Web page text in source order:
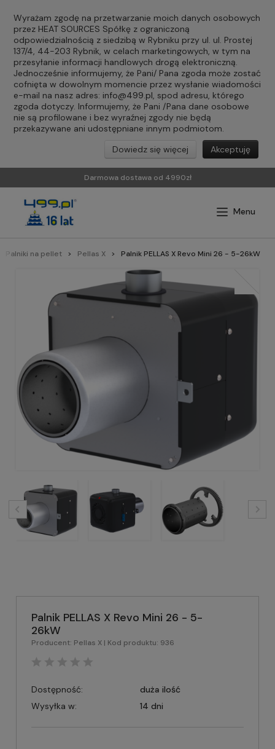
Wyrażam zgodę na przetwarzanie moich danych osobowych
przez HEAT SOURCES Spółkę z ograniczoną
odpowiedzialnością z siedzibą w Rybniku przy ul. ul. Prostej
137/4, 44-203 Rybnik, w celach marketingowych, w tym na
przesyłanie informacji handlowych drogą elektroniczną.
Jednocześnie informujemy, że Pani/ Pana zgoda może zostać
cofnięta w dowolnym momencie przez wysłanie wiadomości
e-mail na nasz adres: info@499.pl, spod adresu, którego
zgoda dotyczy. Informujemy, że Pani /Pana dane osobowe
nie są profilowane i bez wyraźnej zgody nie będą
przekazywane ani udostępniane innym podmiotom.
Akceptuję
Dowiedz się więcej
Darmowa dostawa od 4990zł
Palniki na pellet Pellas X Palnik PELLAS X Revo Mini 26 - 5-26kW
Palnik PELLAS X Revo Mini 26 - 5-
26kW
Producent: Pellas X | Kod produktu: 936
Dostępność:
duża ilość
Wysyłka w:
14 dni